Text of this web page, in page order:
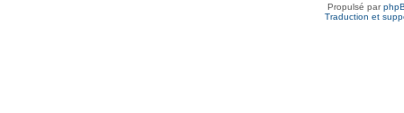
Propulsé par
Traduction et